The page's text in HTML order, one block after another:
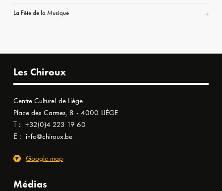
La Fête de la Musique
Les Chiroux
Centre Culturel de Liège
Place des Carmes, 8 - 4000 LIÈGE
T : +32(0)4 223 19 60
E : info@chiroux.be
Google map
Médias